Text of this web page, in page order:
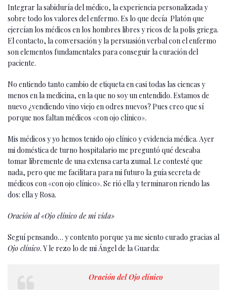
Integrar la sabiduría del médico, la experiencia personalizada y
sobre todo los valores del enfermo. Es lo que decía Platón que
ejercían los médicos en los hombres libres y ricos de la polis griega.
El contacto, la conversación y la persuasión verbal con el enfermo
son elementos fundamentales para conseguir la curación del
paciente.
No entiendo tanto cambio de etiqueta en casi todas las ciencas y
menos en la medicina, en la que no soy un entendido. Estamos de
nuevo ¿vendiendo vino viejo en odres nuevos? Pues creo que sí
porque nos faltan médicos «con ojo clínico».
Mis médicos y yo hemos tenido ojo clínico y evidencia médica. Ayer
mi doméstica de turno hospitalario me preguntó qué deseaba
tomar libremente de una extensa carta zumal. Le contesté que
nada, pero que me facilitara para mi futuro la guía secreta de
médicos con «con ojo clínico». Se rió ella y terminaron riendo las
dos: ella y Rosa.
Oración al «Ojo clínico de mi vida»
Seguí pensando… y contento porque ya me siento curado gracias al
Ojo clínico. Y le rezo lo de mi Ángel de la Guarda:
Oración del Ojo clínico